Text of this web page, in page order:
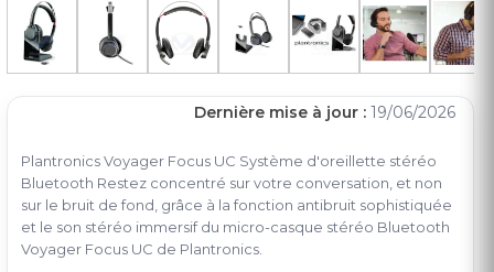
Plantronics Voyager Focus UC Système d'oreillette stéréo
Bluetooth Restez concentré sur votre conversation, et non
sur le bruit de fond, grâce à la fonction antibruit sophistiquée
et le son stéréo immersif du micro-casque stéréo Bluetooth
Voyager Focus UC de Plantronics.
Dernière mise à jour : 19/06/2026